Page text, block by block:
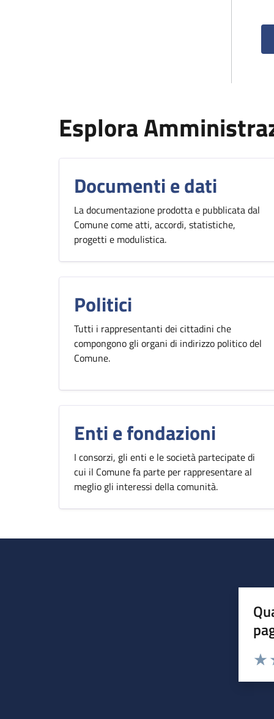
Esplora
Documenti e dati
La documentazione prodotta e pubblicata dal
Comune come atti, accordi, statistiche,
progetti e modulistica.
Politici
Tutti i rappresentanti dei cittadini che
compongono gli organi di indirizzo politico del
Comune.
Enti e fondazioni
I consorzi, gli enti e le società partecipate di
cui il Comune fa parte per rappresentare al
meglio gli interessi della comunità.